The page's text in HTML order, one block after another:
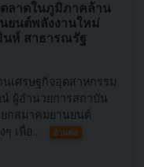
ลาดในภูมิภาคล้าน
ยนต์พลังงานใหม่
นห์ สาธารณรัฐ
เศรษฐกิจอุตสาหกรรม
ผู้อำนวยการสถาบัน
กสมาคมยานยนต์
เพื่อ...
อ่านต่อ